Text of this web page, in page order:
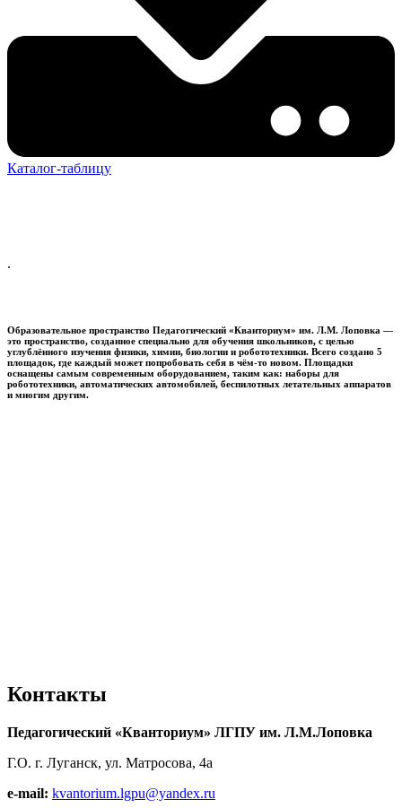
Каталог-таблицу
.
Образовательное пространство Педагогический «Кванториум» им. Л.М. Лоповка —
это пространство, созданное специально для обучения школьников, с целью
углублённого изучения физики, химии, биологии и робототехники. Всего создано 5
площадок, где каждый может попробовать себя в чём-то новом. Площадки
оснащены самым современным оборудованием, таким как: наборы для
робототехники, автоматических автомобилей, беспилотных летательных аппаратов
и многим другим.
Контакты
Педагогический «Кванториум» ЛГПУ им. Л.М.Лоповка
Г.О. г. Луганск, ул. Матросова, 4а
e-mail: kvantorium.lgpu@yandex.ru